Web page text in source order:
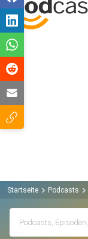
Startseite Podcasts